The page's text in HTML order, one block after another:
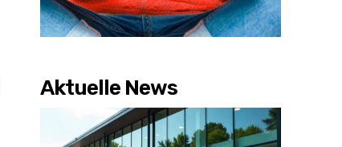
Aktuelle News